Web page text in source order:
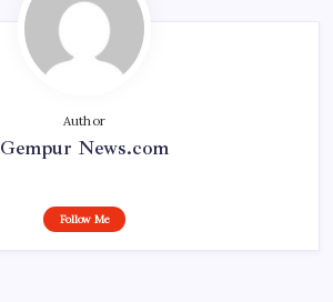
Author
Gempur News.com
Follow Me